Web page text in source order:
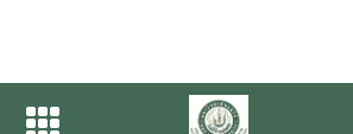
ประกาศประกวดราคา